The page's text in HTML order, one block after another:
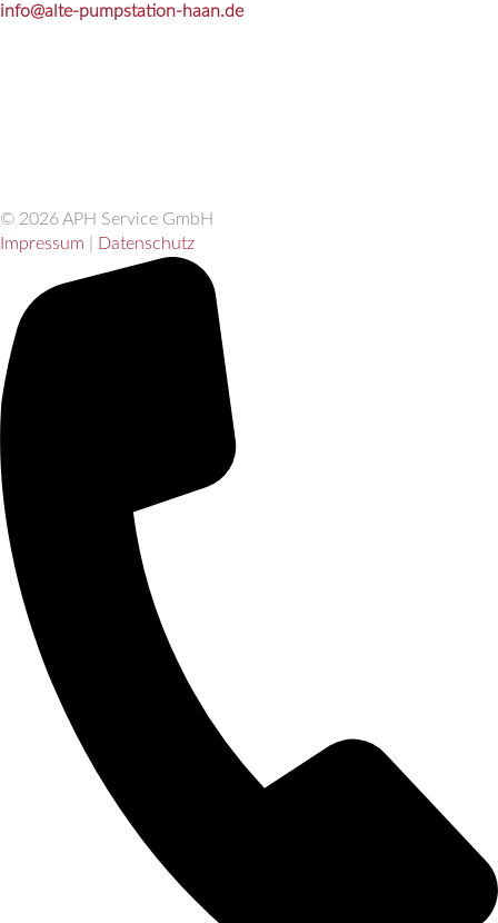
info@alte-pumpstation-haan.de
© 2026 APH Service GmbH
Impressum
Datenschutz